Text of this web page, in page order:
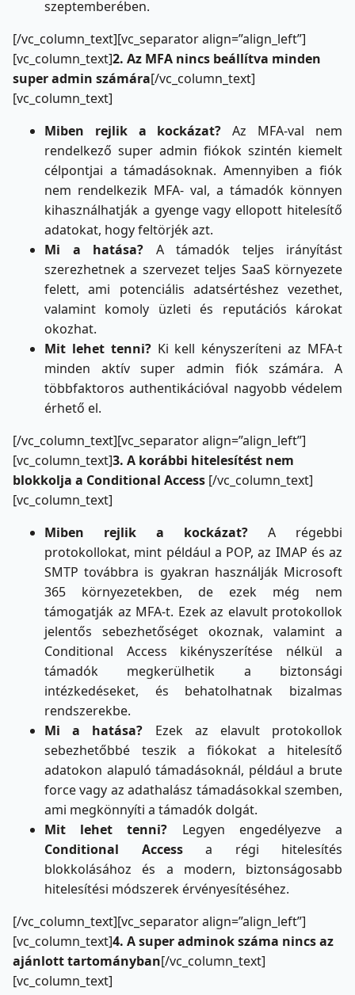
szeptemberében.
[/vc_column_text][vc_separator align=”align_left”]
[vc_column_text]2. Az MFA nincs beállítva minden
super admin számára[/vc_column_text]
[vc_column_text]
Miben rejlik a kockázat? Az MFA-val nem
rendelkező super admin fiókok szintén kiemelt
célpontjai a támadásoknak. Amennyiben a fiók
nem rendelkezik MFA- val, a támadók könnyen
kihasználhatják a gyenge vagy ellopott hitelesítő
adatokat, hogy feltörjék azt.
Mi a hatása? A támadók teljes irányítást
szerezhetnek a szervezet teljes SaaS környezete
felett, ami potenciális adatsértéshez vezethet,
valamint komoly üzleti és reputációs károkat
okozhat.
Mit lehet tenni?Ki kell kényszeríteni az MFA-t
minden aktív super admin fiók számára. A
többfaktoros authentikációval nagyobb védelem
érhető el.
[/vc_column_text][vc_separator align=”align_left”]
[vc_column_text]3. A korábbi hitelesítést nem
blokkolja a Conditional Access [/vc_column_text]
[vc_column_text]
Miben rejlik a kockázat? A régebbi
protokollokat, mint például a POP, az IMAP és az
SMTP továbbra is gyakran használják Microsoft
365 környezetekben, de ezek még nem
támogatják az MFA-t. Ezek az elavult protokollok
jelentős sebezhetőséget okoznak, valamint a
Conditional Access kikényszerítése nélkül a
támadók megkerülhetik a biztonsági
intézkedéseket, és behatolhatnak bizalmas
rendszerekbe.
Mi a hatása? Ezek az elavult protokollok
sebezhetőbbé teszik a fiókokat a hitelesítő
adatokon alapuló támadásoknál, például a brute
force vagy az adathalász támadásokkal szemben,
ami megkönnyíti a támadók dolgát.
Mit lehet tenni? Legyen engedélyezve a
Conditional Accessa régi hitelesítés
blokkolásához és a modern, biztonságosabb
hitelesítési módszerek érvényesítéséhez.
[/vc_column_text][vc_separator align=”align_left”]
[vc_column_text]4. A super adminok száma nincs az
ajánlott tartományban[/vc_column_text]
[vc_column_text]